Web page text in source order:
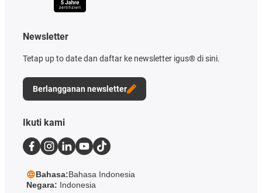
Newsletter
Tetap up to date dan daftar ke newsletter igus® di sini.
Berlangganan newsletter
Ikuti kami
Bahasa:Bahasa Indonesia
Negara: Indonesia